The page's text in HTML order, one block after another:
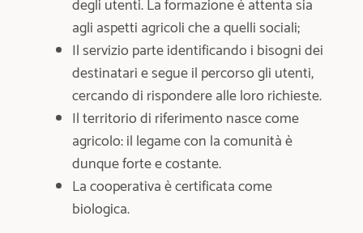
degli utenti. La formazione è attenta sia
agli aspetti agricoli che a quelli sociali;
Il servizio parte identificando i bisogni dei
destinatari e segue il percorso gli utenti,
cercando di rispondere alle loro richieste.
Il territorio di riferimento nasce come
agricolo: il legame con la comunità è
dunque forte e costante.
La cooperativa è certificata come
biologica.